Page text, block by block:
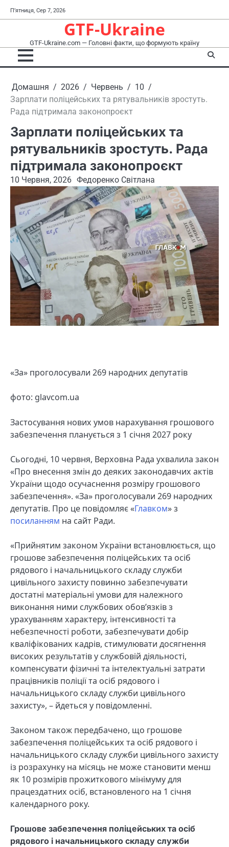
до
П’ятниця, Сер 7, 2026
GTF-Ukraine
GTF-Ukraine.com — Головні факти, що формують країну
Домашня 2026 Червень
10
Зарплати поліцейських та рятувальників зростуть.
Рада підтримала законопроєкт
Зарплати поліцейських та
рятувальників зростуть. Рада
підтримала законопроєкт
10 Червня, 2026 Федоренко Світлана
«За» проголосували 269 народних депутатів
фото: glavcom.ua
Застосування нових умов нарахування грошового
забезпечення планується з 1 січня 2027 року
Сьогодні, 10 червня, Верховна Рада ухвалила закон
«Про внесення змін до деяких законодавчих актів
України щодо осучаснення розміру грошового
забезпечення». «За» проголосували 269 народних
депутатів. Про це повідомляє «Главком» з
посиланням на сайт Ради.
«Прийнятим законом України встановлюється, що
грошове забезпечення поліцейських та осіб
рядового і начальницького складу служби
цивільного захисту повинно забезпечувати
достатні матеріальні умови для належного
виконання ними службових обов’язків з
урахуванням характеру, інтенсивності та
небезпечності роботи, забезпечувати добір
кваліфікованих кадрів, стимулювати досягнення
високих результатів у службовій діяльності,
компенсувати фізичні та інтелектуальні затрати
працівників поліції та осіб рядового і
начальницького складу служби цивільного
захисту», – йдеться у повідомленні.
Законом також передбачено, що грошове
забезпечення поліцейських та осіб рядового і
начальницького складу служби цивільного захисту
із розрахунку на місяць не може становити менш
як 10 розмірів прожиткового мінімуму для
працездатних осіб, встановленого на 1 січня
календарного року.
Грошове забезпечення поліцейських та осіб
рядового і начальницького складу служби